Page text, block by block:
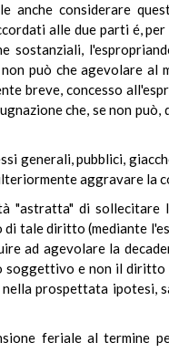
anche considerare
alle due parti é,
può che agevolare al
breve, concesso
che, se non
generali, pubblici,
aggravare la
di sollecitare
tale diritto (mediante
ad agevolare la
e non il diritto
prospettata
feriale al termine